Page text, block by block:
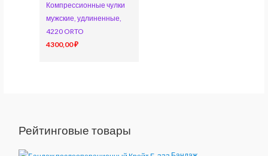
Компрессионные чулки
мужские, удлиненные,
4220 ORTO
4300,00₽
Рейтинговые товары